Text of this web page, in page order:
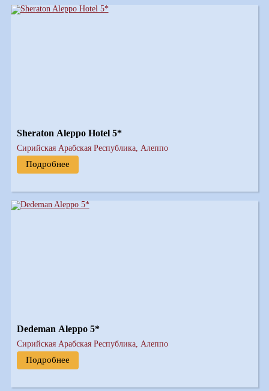
Sheraton Aleppo Hotel 5*
Сирийская Арабская Республика, Алеппо
Подробнее
Dedeman Aleppo 5*
Сирийская Арабская Республика, Алеппо
Подробнее